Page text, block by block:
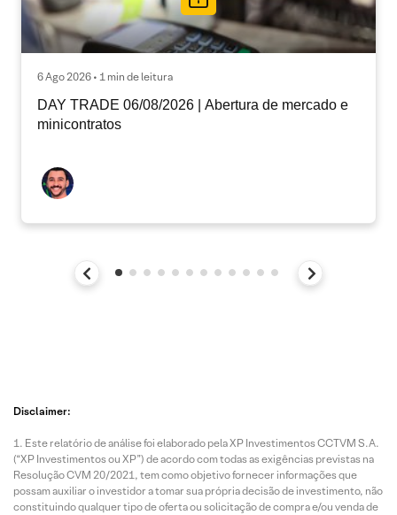
6 Ago 2026 • 1 min de leitura
DAY TRADE 06/08/2026 | Abertura de mercado e
minicontratos
Disclaimer:
Este relatório de análise foi elaborado pela XP Investimentos CCTVM S.A.
(“XP Investimentos ou XP”) de acordo com todas as exigências previstas na
Resolução CVM 20/2021, tem como objetivo fornecer informações que
possam auxiliar o investidor a tomar sua própria decisão de investimento, não
constituindo qualquer tipo de oferta ou solicitação de compra e/ou venda de